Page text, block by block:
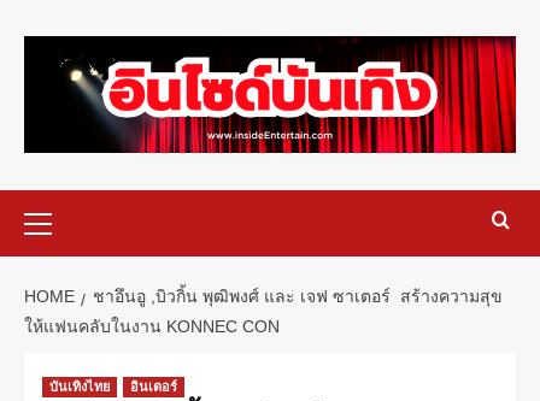
HOME
ชาอึนอู ,บิวกิ้น พุฒิพงศ์ และ เจฟ ซาเตอร์ สร้างความสุข
ให้แฟนคลับในงาน KONNEC CON
บันเทิงไทย อินเตอร์